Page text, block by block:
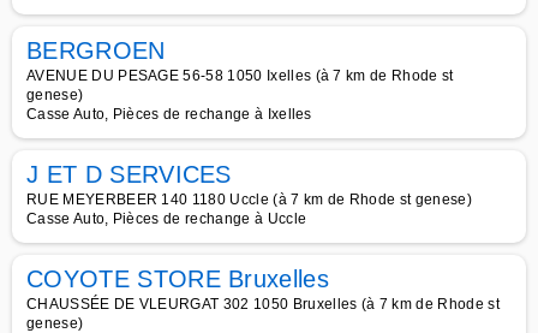
BERGROEN
AVENUE DU PESAGE 56-58 1050 Ixelles (à 7 km de Rhode st
genese)
Casse Auto, Pièces de rechange à Ixelles
J ET D SERVICES
RUE MEYERBEER 140 1180 Uccle (à 7 km de Rhode st genese)
Casse Auto, Pièces de rechange à Uccle
COYOTE STORE Bruxelles
CHAUSSÉE DE VLEURGAT 302 1050 Bruxelles (à 7 km de Rhode st
genese)